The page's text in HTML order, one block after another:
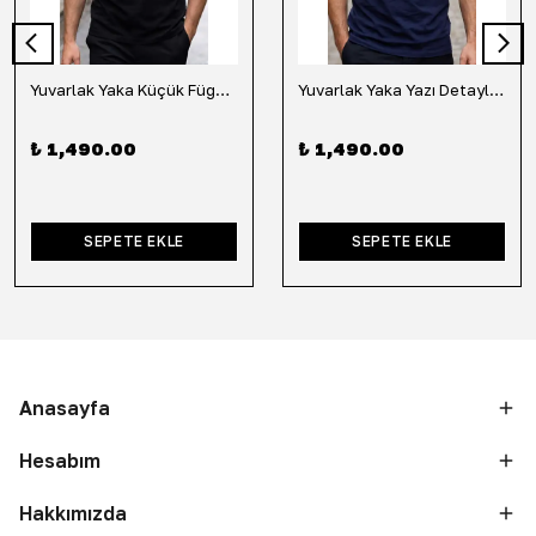
Yuvarlak Yaka Küçük Fügür Detaylı Tişört-Siyah
₺ 1,490.00
SEPETE EKLE
Yuvarlak Yaka Yazı Detaylı Tişört-Lacivert
₺ 1,490.00
SEPETE EKLE
Anasayfa
Hesabım
Hakkımızda